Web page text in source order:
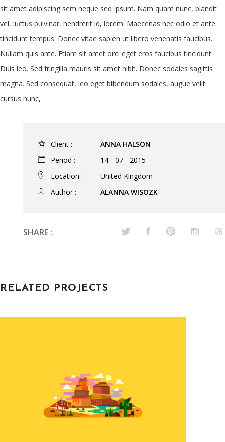
sit amet adipiscing sem neque sed ipsum. Nam quam nunc, blandit
vel, luctus pulvinar, hendrerit id, lorem. Maecenas nec odio et ante
tincidunt tempus. Donec vitae sapien ut libero venenatis faucibus.
Nullam quis ante. Etiam sit amet orci eget eros faucibus tincidunt.
Duis leo. Sed fringilla mauris sit amet nibh. Donec sodales sagittis
magna. Sed consequat, leo eget bibendum sodales, augue velit
cursus nunc,
Client :
ANNA HALSON
Period :
14 - 07 - 2015
Location :
United Kingdom
Author :
ALANNA WISOZK
SHARE :
RELATED PROJECTS